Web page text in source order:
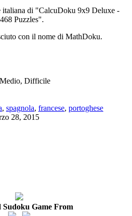
italiana di "CalcuDoku 9x9 Deluxe -
Puzzles".
con il nome di MathDoku.
Difficile
, spagnola, francese, portoghese
28, 2015
Sudoku Game From